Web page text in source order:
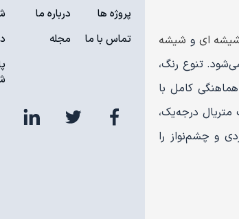
ای و شیشه
تنوع رنگ،
کامل با
درجه‌یک،
و چشم‌نواز را
پروژه ها
تماس با ما
درباره ما
مجله